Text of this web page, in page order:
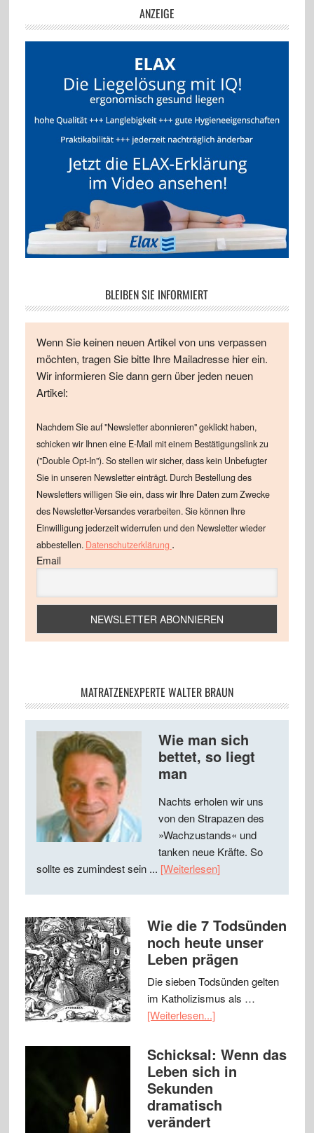
ANZEIGE
BLEIBEN SIE INFORMIERT
Wenn Sie keinen neuen Artikel von uns verpassen
möchten, tragen Sie bitte Ihre Mailadresse hier ein.
Wir informieren Sie dann gern über jeden neuen
Artikel:
Nachdem Sie auf "Newsletter abonnieren" geklickt haben,
schicken wir Ihnen eine E-Mail mit einem Bestätigungslink zu
("Double Opt-In"). So stellen wir sicher, dass kein Unbefugter
Sie in unseren Newsletter einträgt. Durch Bestellung des
Newsletters willigen Sie ein, dass wir Ihre Daten zum Zwecke
des Newsletter-Versandes verarbeiten. Sie können Ihre
Einwilligung jederzeit widerrufen und den Newsletter wieder
abbestellen. Datenschutzerklärung .
Email
MATRATZENEXPERTE WALTER BRAUN
Wie man sich
bettet, so liegt
man
Nachts erholen wir uns
von den Strapazen des
»Wachzustands« und
tanken neue Kräfte. So
sollte es zumindest sein ... [Weiterlesen]
Wie die 7 Todsünden
noch heute unser
Leben prägen
Die sieben Todsünden gelten
im Katholizismus als …
[Weiterlesen...]
Schicksal: Wenn das
Leben sich in
Sekunden
dramatisch
verändert